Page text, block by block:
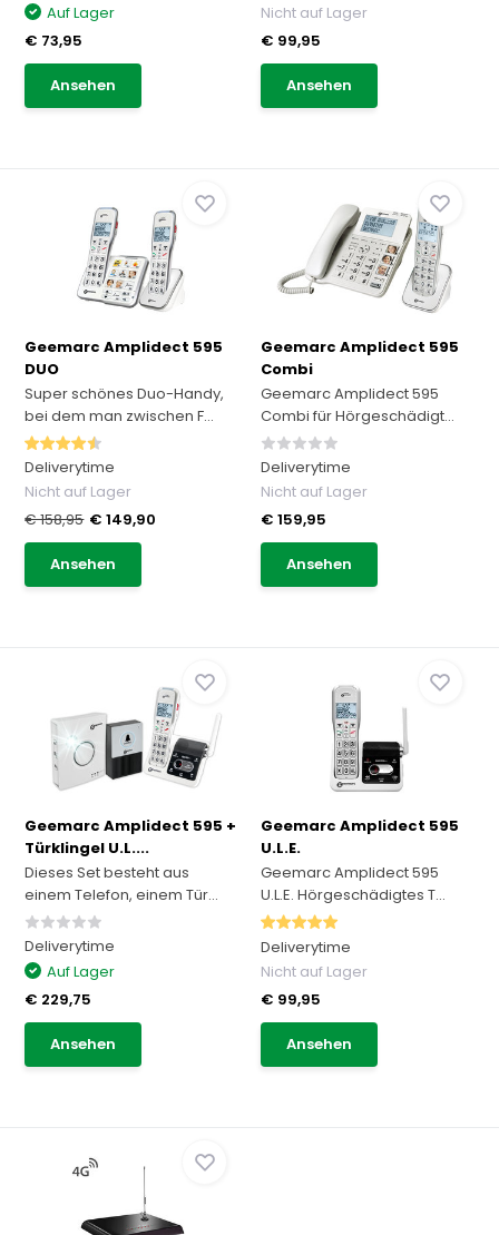
Auf Lager
€ 73,95
Ansehen
Nicht auf Lager
€ 99,95
Ansehen
Geemarc Amplidect 595
DUO
Super schönes Duo-Handy,
bei dem man zwischen F...
Deliverytime
Nicht auf Lager
€ 158,95 € 149,90
Ansehen
Geemarc Amplidect 595
Combi
Geemarc Amplidect 595
Combi für Hörgeschädigt...
Deliverytime
Nicht auf Lager
€ 159,95
Ansehen
Geemarc Amplidect 595 +
Türklingel U.L....
Dieses Set besteht aus
einem Telefon, einem Tür...
Deliverytime
Auf Lager
€ 229,75
Ansehen
Geemarc Amplidect 595
U.L.E.
Geemarc Amplidect 595
U.L.E. Hörgeschädigtes T...
Deliverytime
Nicht auf Lager
€ 99,95
Ansehen